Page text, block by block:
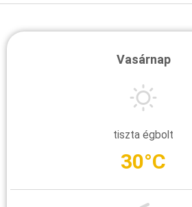
Vasárnap
tiszta égbolt
30°C